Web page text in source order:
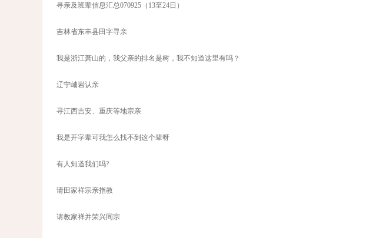
寻亲及班辈信息汇总070925（13至24日）
吉林省东丰县田字寻亲
我是浙江萧山的，我父亲的排名是树，我不知道这里有吗？
辽宁岫岩认亲
寻江西吉安、重庆等地宗亲
我是开字辈可我怎么找不到这个辈呀
有人知道我们吗?
请田家祥宗亲指教
请教家祥并荣兴同宗